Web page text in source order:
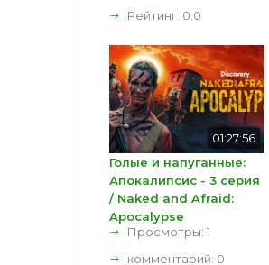
Рейтинг: 0.0
01:27:56
Голые и напуганные:
Апокалипсис - 3 серия
/ Naked and Afraid:
Apocalypse
Просмотры: 1
комментарий: 0